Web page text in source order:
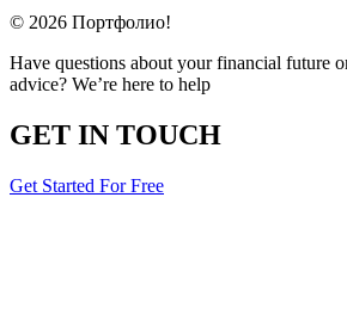
© 2026 Портфолио!
Have questions about your financial future
advice? We’re here to help
GET IN TOUCH
Get Started For Free